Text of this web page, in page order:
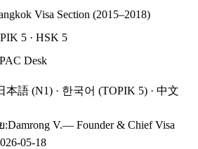
Visa Section (2015–2018)
5 · HSK 5
Desk
本語 (N1) · 한국어 (TOPIK 5) · 中文
:Damrong V.— Founder & Chief Visa
05-18